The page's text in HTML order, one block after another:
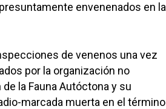
envenenados en la
de venenos una vez
por la organización no
la Fauna Autóctona y su
marcada muerta en el término